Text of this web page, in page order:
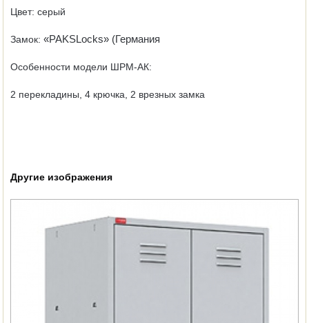
Цвет: серый
Замок: «PAKSLocks» (Германия
Особенности модели ШРМ-АК:
2 перекладины, 4 крючка, 2 врезных замка
Другие изображения